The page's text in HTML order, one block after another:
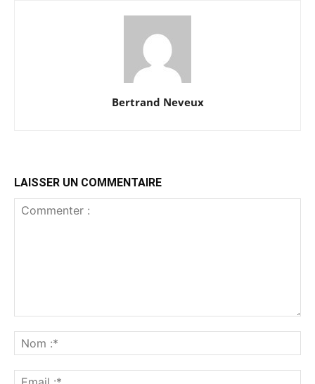
Bertrand Neveux
LAISSER UN COMMENTAIRE